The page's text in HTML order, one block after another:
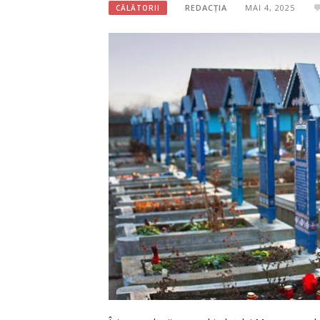
CĂLĂTORII REDACȚIA MAI 4, 2025